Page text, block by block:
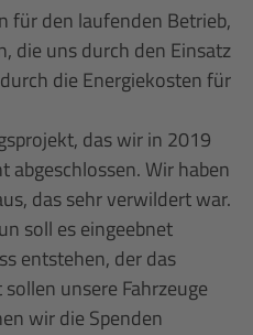
für den laufenden Betrieb,
die uns durch den Einsatz
die Energiekosten für
das wir in 2019
abgeschlossen. Wir haben
das sehr verwildert war.
soll es eingeebnet
entstehen, der das
unsere Fahrzeuge
wir die Spenden